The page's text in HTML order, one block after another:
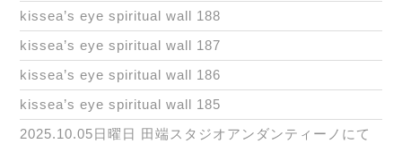
kissea’s eye spiritual wall 188
kissea’s eye spiritual wall 187
kissea’s eye spiritual wall 186
kissea’s eye spiritual wall 185
2025.10.05日曜日 田端スタジオアンダンティーノにて